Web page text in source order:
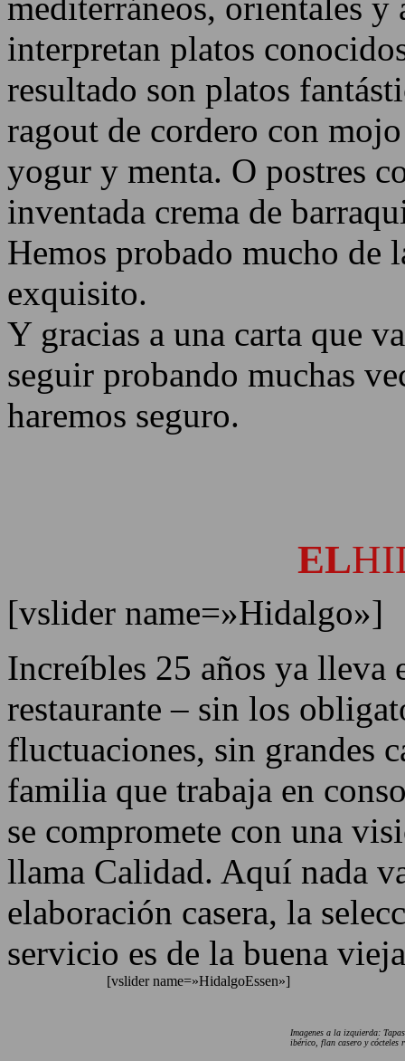
interpretan platos
resultado son platos
ragout de cordero con
yogur y menta. O postres
inventada crema de
Hemos probado mucho de
exquisito.
Y gracias a una carta que
seguir probando muchas
haremos seguro.
EL
[vslider name=»Hidalgo»]
Increíbles 25 años ya lleva
restaurante – sin los
fluctuaciones, sin grandes
familia que trabaja en
se compromete con una
llama Calidad. Aquí nada
elaboración casera, la
servicio es de la buena
[vslider name=»HidalgoEssen»]
Imagenes a la izquierda:
ibérico, flan casero y cócteles